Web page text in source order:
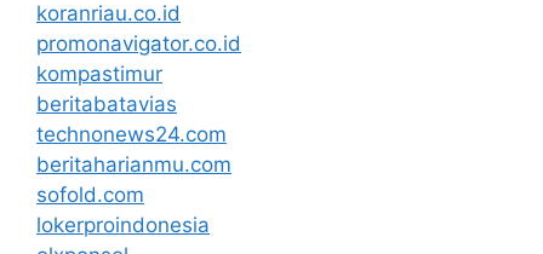
koranriau.co.id
promonavigator.co.id
kompastimur
beritabatavias
technonews24.com
beritaharianmu.com
sofold.com
lokerproindonesia